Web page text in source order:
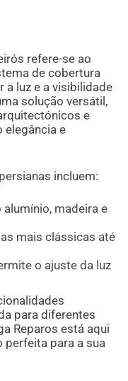
refere-se ao
de cobertura
a luz e a visibilidade
solução versátil,
e
elegância e
incluem:
madeira e
mais clássicas até
o ajuste da luz
para diferentes
Reparos está aqui
perfeita para a sua